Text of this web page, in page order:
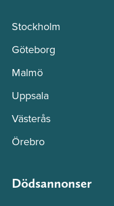
Stockholm
Göteborg
Malmö
Uppsala
Västerås
Örebro
Dödsannonser